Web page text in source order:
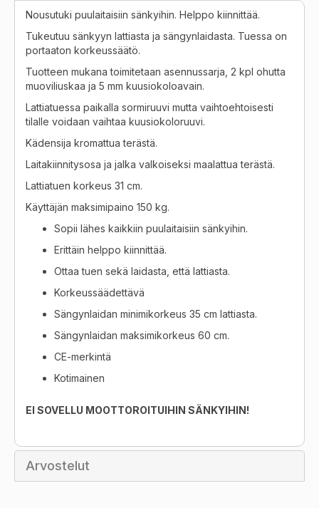
Nousutuki puulaitaisiin sänkyihin. Helppo kiinnittää.
Tukeutuu sänkyyn lattiasta ja sängynlaidasta. Tuessa on
portaaton korkeussäätö.
Tuotteen mukana toimitetaan asennussarja, 2 kpl ohutta
muoviliuskaa ja 5 mm kuusiokoloavain.
Lattiatuessa paikalla sormiruuvi mutta vaihtoehtoisesti
tilalle voidaan vaihtaa kuusiokoloruuvi.
Kädensija kromattua terästä.
Laitakiinnitysosa ja jalka valkoiseksi maalattua terästä.
Lattiatuen korkeus 31 cm.
Käyttäjän maksimipaino 150 kg.
Sopii lähes kaikkiin puulaitaisiin sänkyihin.
Erittäin helppo kiinnittää.
Ottaa tuen sekä laidasta, että lattiasta.
Korkeussäädettävä
Sängynlaidan minimikorkeus 35 cm lattiasta.
Sängynlaidan maksimikorkeus 60 cm.
CE-merkintä
Kotimainen
EI SOVELLU MOOTTOROITUIHIN SÄNKYIHIN!
Arvostelut